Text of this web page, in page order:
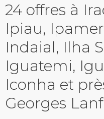
24 offres à
Ipiau,
Indaial, Ilha
Iguatemi,
Iconha et
Georges